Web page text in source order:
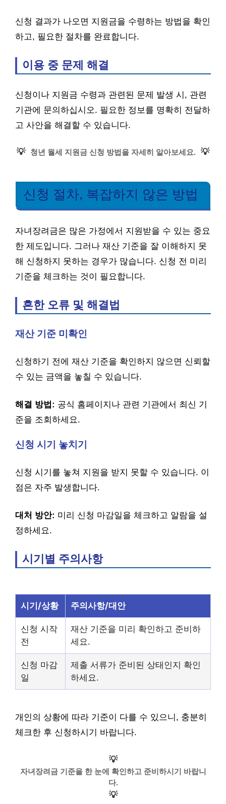
신청 결과가 나오면 지원금을 수령하는 방법을 확인
하고, 필요한 절차를 완료합니다.
이용 중 문제 해결
신청이나 지원금 수령과 관련된 문제 발생 시, 관련
기관에 문의하십시오. 필요한 정보를 명확히 전달하
고 사안을 해결할 수 있습니다.
💡 청년 월세 지원금 신청 방법을 자세히 알아보세요. 💡
신청 절차, 복잡하지 않은 방법
자녀장려금은 많은 가정에서 지원받을 수 있는 중요
한 제도입니다. 그러나 재산 기준을 잘 이해하지 못
해 신청하지 못하는 경우가 많습니다. 신청 전 미리
기준을 체크하는 것이 필요합니다.
흔한 오류 및 해결법
재산 기준 미확인
신청하기 전에 재산 기준을 확인하지 않으면 신뢰할
수 있는 금액을 놓칠 수 있습니다.
해결 방법: 공식 홈페이지나 관련 기관에서 최신 기
준을 조회하세요.
신청 시기 놓치기
신청 시기를 놓쳐 지원을 받지 못할 수 있습니다. 이
점은 자주 발생합니다.
대처 방안: 미리 신청 마감일을 체크하고 알람을 설
정하세요.
시기별 주의사항
시기/상황 주의사항/대안
신청 시작
전
재산 기준을 미리 확인하고 준비하
세요.
신청 마감
일
제출 서류가 준비된 상태인지 확인
하세요.
개인의 상황에 따라 기준이 다를 수 있으니, 충분히
체크한 후 신청하시기 바랍니다.
💡
자녀장려금 기준을 한 눈에 확인하고 준비하시기 바랍니
다.
💡